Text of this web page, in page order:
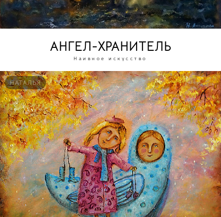
АНГЕЛ-ХРАНИТЕЛЬ
Наивное искусство
НАТАЛЬЯ